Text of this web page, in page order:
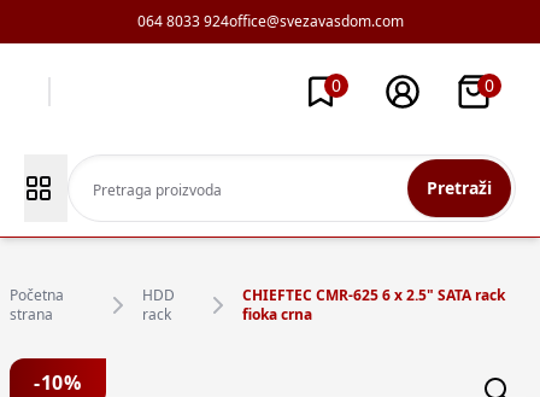
064 8033 924office@svezavasdom.com
0 0
Pretraži
Početna
strana
HDD
rack
CHIEFTEC CMR-625 6 x 2.5" SATA rack
fioka crna
-10%